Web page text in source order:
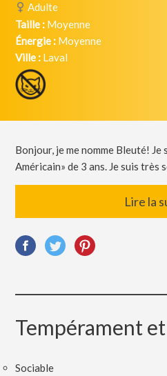
Adulte
Taille : Moyenne
Énergie : Moyenne
Ville : Laval
Bonjour, je me nomme Bleuté! Je
Américain» de 3 ans. Je suis très
Lire la
Tempérament
Sociable